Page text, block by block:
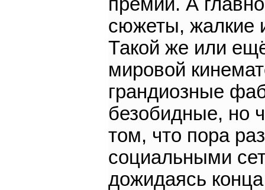
сюжеты, жалкие
Такой же или
мировой
грандиозные
безобидные, но
том, что пора
социальными
дожидаясь